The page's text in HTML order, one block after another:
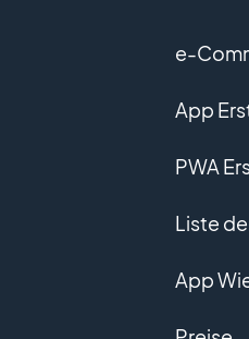
e-
App
PWA
Liste
App